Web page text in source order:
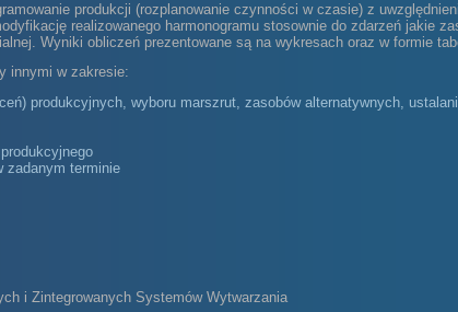
produkcji (rozplanowanie czynności w czasie) z
realizowanego harmonogramu stosownie do zdarzeń jakie
Wyniki obliczeń prezentowane są na wykresach oraz w formie
innymi w zakresie:
produkcyjnych, wyboru marszrut, zasobów alternatywnych,
zadanym terminie
i Zintegrowanych Systemów Wytwarzania